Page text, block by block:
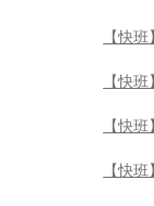
【快
【快
【快
【快